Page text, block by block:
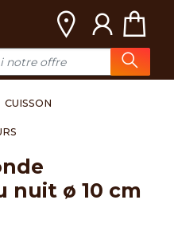
CUISSON
nuit ø 10 cm